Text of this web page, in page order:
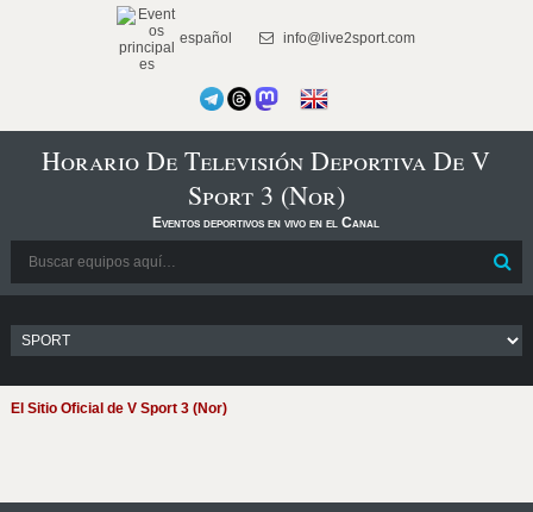
español info@live2sport.com
Horario De Televisión Deportiva De V
Sport 3 (Nor)
Eventos deportivos en vivo en el Canal
El Sitio Oficial de V Sport 3 (Nor)